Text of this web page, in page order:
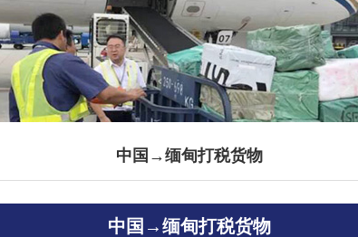
中国→缅甸打税货物
中国→缅甸打税货物